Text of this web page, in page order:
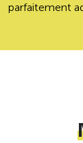
parfaitement